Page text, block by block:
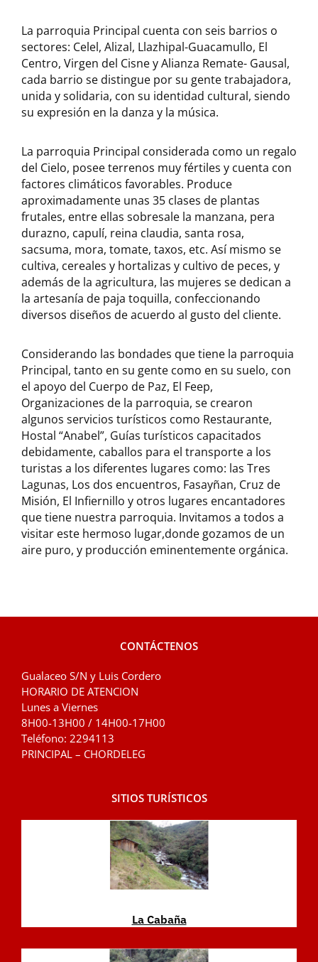
La parroquia Principal cuenta con seis barrios o
sectores: Celel, Alizal, Llazhipal-Guacamullo, El
Centro, Virgen del Cisne y Alianza Remate- Gausal,
cada barrio se distingue por su gente trabajadora,
unida y solidaria, con su identidad cultural, siendo
su expresión en la danza y la música.
La parroquia Principal considerada como un regalo
del Cielo, posee terrenos muy fértiles y cuenta con
factores climáticos favorables. Produce
aproximadamente unas 35 clases de plantas
frutales, entre ellas sobresale la manzana, pera
durazno, capulí, reina claudia, santa rosa,
sacsuma, mora, tomate, taxos, etc. Así mismo se
cultiva, cereales y hortalizas y cultivo de peces, y
además de la agricultura, las mujeres se dedican a
la artesanía de paja toquilla, confeccionando
diversos diseños de acuerdo al gusto del cliente.
Considerando las bondades que tiene la parroquia
Principal, tanto en su gente como en su suelo, con
el apoyo del Cuerpo de Paz, El Feep,
Organizaciones de la parroquia, se crearon
algunos servicios turísticos como Restaurante,
Hostal “Anabel”, Guías turísticos capacitados
debidamente, caballos para el transporte a los
turistas a los diferentes lugares como: las Tres
Lagunas, Los dos encuentros, Fasayñan, Cruz de
Misión, El Infiernillo y otros lugares encantadores
que tiene nuestra parroquia. Invitamos a todos a
visitar este hermoso lugar,donde gozamos de un
aire puro, y producción eminentemente orgánica.
CONTÁCTENOS
Gualaceo S/N y Luis Cordero
HORARIO DE ATENCION
Lunes a Viernes
8H00-13H00 / 14H00-17H00
Teléfono: 2294113
PRINCIPAL – CHORDELEG
SITIOS TURÍSTICOS
La Cabaña